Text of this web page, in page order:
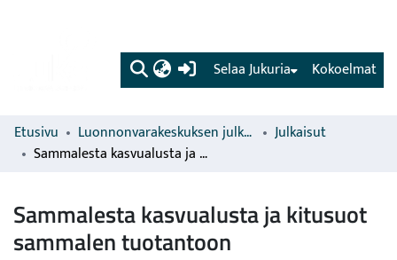
(current) Kokoelmat
Selaa Jukuria
Etusivu Luonnonvarakeskuksen julkaisut
Julkaisut
Sammalesta kasvualusta ja kitusuot sammalen tuotantoon
Sammalesta kasvualusta ja kitusuot
sammalen tuotantoon